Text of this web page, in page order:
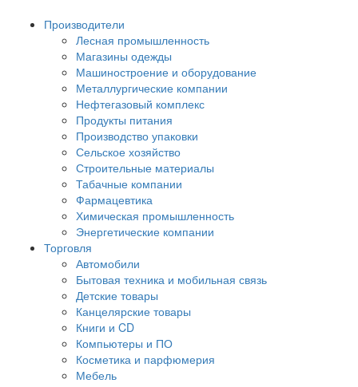
Производители
Лесная промышленность
Магазины одежды
Машиностроение и оборудование
Металлургические компании
Нефтегазовый комплекс
Продукты питания
Производство упаковки
Сельское хозяйство
Строительные материалы
Табачные компании
Фармацевтика
Химическая промышленность
Энергетические компании
Торговля
Автомобили
Бытовая техника и мобильная связь
Детские товары
Канцелярские товары
Книги и CD
Компьютеры и ПО
Косметика и парфюмерия
Мебель